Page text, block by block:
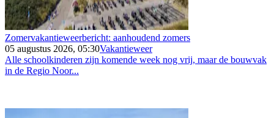
Zomervakantieweerbericht: aanhoudend zomers
05 augustus 2026, 05:30Vakantieweer
Alle schoolkinderen zijn komende week nog vrij, maar de bouwvak
in de Regio Noor...